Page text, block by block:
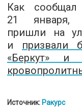
Как сообщал
21 января,
пришли на
и призвали
«Беркут» и
Источник: Ракурс